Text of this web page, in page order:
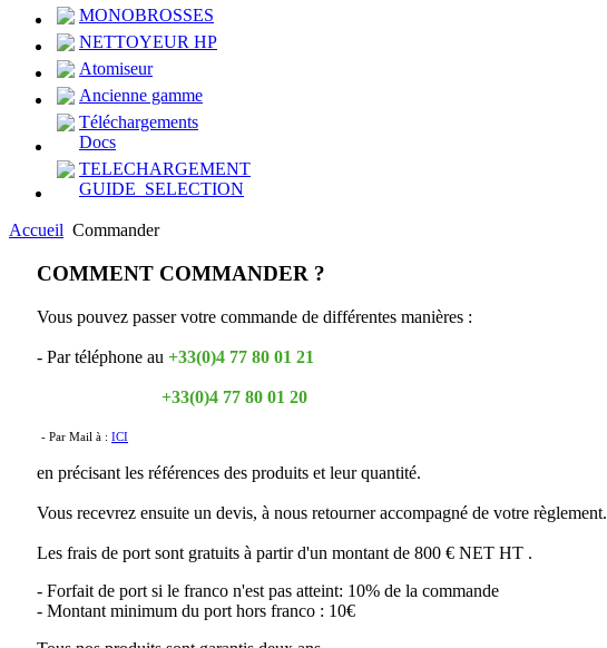
MONOBROSSES
NETTOYEUR HP
Atomiseur
Ancienne gamme
Téléchargements
Docs
TELECHARGEMENT
GUIDE_SELECTION
Accueil Commander
COMMENT COMMANDER ?
Vous pouvez passer votre commande de différentes manières :
- Par téléphone au +33(0)4 77 80 01 21
+33(0)4 77 80 01 20
- Par Mail à : ICI
en précisant les références des produits et leur quantité.
Vous recevrez ensuite un devis, à nous retourner accompagné de votre règlement.
Les frais de port sont gratuits à partir d'un montant de 800 € NET HT .
- Forfait de port si le franco n'est pas atteint: 10% de la commande
- Montant minimum du port hors franco : 10€